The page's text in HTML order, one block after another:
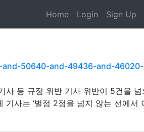
Home Login Sign Up
50640-and-49436-and-
사 등 규정 위반 기사 위반이 5건을
사는 ‘벌점 2점을 넘지 않는 선에서